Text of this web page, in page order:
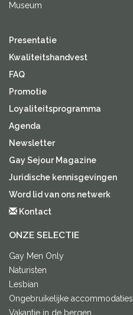
Museum
Presentatie
Kwaliteitshandvest
FAQ
Promotie
Loyaliteitsprogramma
Agenda
Newsletter
Gay Sejour Magazine
Juridische kennisgevingen
Word lid van ons netwerk
Kontact
ONZE SELECTIE
Gay Men Only
Naturisten
Lesbian
Ongebruikelijke accommodaties
Vakantie in de bergen